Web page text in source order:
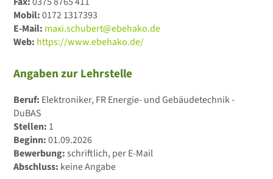
Mobil:0172 1317393
E-Mail: maxi.schubert@ebehako.de
Web: https://www.ebehako.de/
Angaben zur Lehrstelle
Beruf: Elektroniker, FR Energie- und Gebäudetechnik -
DuBAS
Stellen: 1
Beginn:01.09.2026
Bewerbung:schriftlich, per E-Mail
Abschluss: keine Angabe